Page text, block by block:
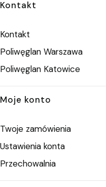
Linki w stopce
Kontakt
Kontakt
Poliwęglan Warszawa
Poliwęglan Katowice
Moje konto
Twoje zamówienia
Ustawienia konta
Przechowalnia